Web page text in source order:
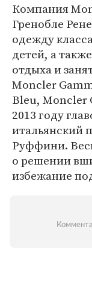
Компания
Гренобле
одежду
детей, а
отдыха и
Moncler
Bleu, Moncler
2013 году
итальянский
Руффини.
о решении
избежание